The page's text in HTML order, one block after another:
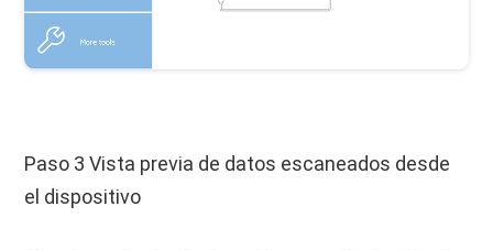
Paso 3 Vista previa de datos escaneados desde
el dispositivo